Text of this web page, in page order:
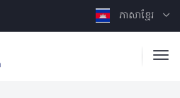
ភាសាខ្មែរ